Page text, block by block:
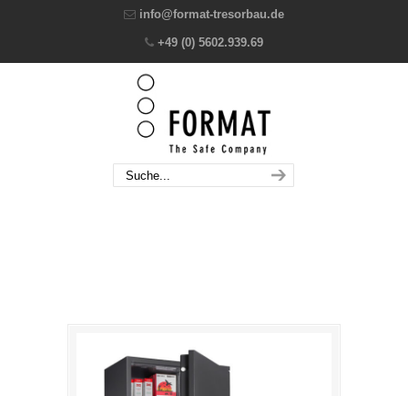
info@format-tresorbau.de
+49 (0) 5602.939.69